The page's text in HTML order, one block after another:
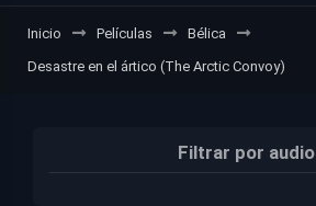
Inicio Películas
Bélica
Desastre en el ártico (The Arctic Convoy)
Filtrar por audio